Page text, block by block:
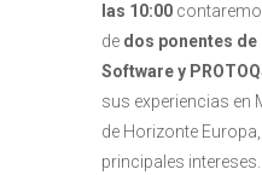
las 10:00
de dos ponentes de
Software y
sus experiencias en
de Horizonte
principales